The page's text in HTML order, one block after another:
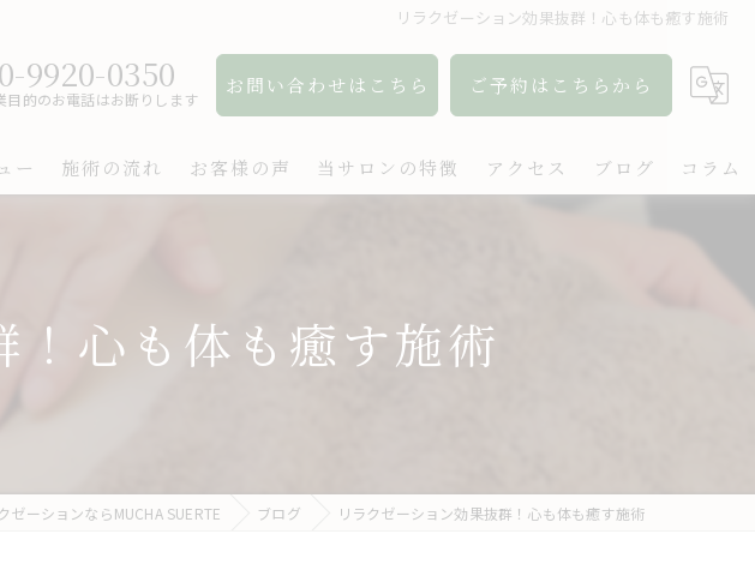
リラクゼーション効果抜群！心も体も癒す施術
9920-0350
目的のお電話はお断りします
お問い合わせはこちら ご予約はこちらから
ー 施術の流れ お客様の声 当サロンの特徴
ボディケア
アクセス ブログ コラム
！心も体も癒す施術
ゼーションならMUCHA SUERTE ブログ リラクゼーション効果抜群！心も体も癒す施術